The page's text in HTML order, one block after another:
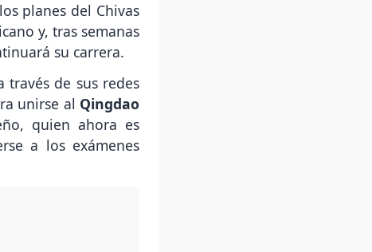
planes del Chivas
y, tras semanas
su carrera.
través de sus redes
unirse al Qingdao
quien ahora es
a los exámenes